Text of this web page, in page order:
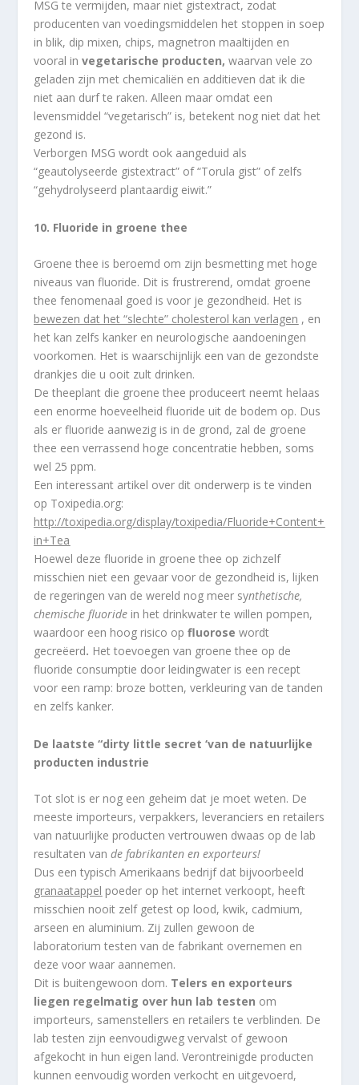
MSG te vermijden, maar niet gistextract, zodat
producenten van voedingsmiddelen het stoppen in soep
in blik, dip mixen, chips, magnetron maaltijden en
vooral invegetarische producten, waarvan vele zo
geladen zijn met chemicaliën en additieven dat ik die
niet aan durf te raken. Alleen maar omdat een
levensmiddel “vegetarisch” is, betekent nog niet dat het
gezond is.
Verborgen MSG wordt ook aangeduid als
“geautolyseerde gistextract” of “Torula gist” of zelfs
“gehydrolyseerd plantaardig eiwit.”
10. Fluoride in groene thee
Groene thee is beroemd om zijn besmetting met hoge
niveaus van fluoride. Dit is frustrerend, omdat groene
thee fenomenaal goed is voor je gezondheid. Het is
bewezen dat het “slechte” cholesterol kan verlagen , en
het kan zelfs kanker en neurologische aandoeningen
voorkomen. Het is waarschijnlijk een van de gezondste
drankjes die u ooit zult drinken.
De theeplant die groene thee produceert neemt helaas
een enorme hoeveelheid fluoride uit de bodem op. Dus
als er fluoride aanwezig is in de grond, zal de groene
thee een verrassend hoge concentratie hebben, soms
wel 25 ppm.
Een interessant artikel over dit onderwerp is te vinden
op Toxipedia.org:
http://toxipedia.org/display/toxipedia/Fluoride+Content+
in+Tea
Hoewel deze fluoride in groene thee op zichzelf
misschien niet een gevaar voor de gezondheid is, lijken
de regeringen van de wereld nog meer synthetische,
chemische fluoride in het drinkwater te willen pompen,
waardoor een hoog risico opfluorosewordt
gecreëerd. Het toevoegen van groene thee op de
fluoride consumptie door leidingwater is een recept
voor een ramp: broze botten, verkleuring van de tanden
en zelfs kanker.
De laatste “dirty little secret ‘van de natuurlijke
producten industrie
Tot slot is er nog een geheim dat je moet weten. De
meeste importeurs, verpakkers, leveranciers en retailers
van natuurlijke producten vertrouwen dwaas op de lab
resultaten vande fabrikanten en exporteurs!
Dus een typisch Amerikaans bedrijf dat bijvoorbeeld
granaatappel poeder op het internet verkoopt, heeft
misschien nooit zelf getest op lood, kwik, cadmium,
arseen en aluminium. Zij zullen gewoon de
laboratorium testen van de fabrikant overnemen en
deze voor waar aannemen.
Dit is buitengewoon dom. Telers en exporteurs
liegen regelmatig over hun lab testen om
importeurs, samenstellers en retailers te verblinden. De
lab testen zijn eenvoudigweg vervalst of gewoon
afgekocht in hun eigen land. Verontreinigde producten
kunnen eenvoudig worden verkocht en uitgevoerd,